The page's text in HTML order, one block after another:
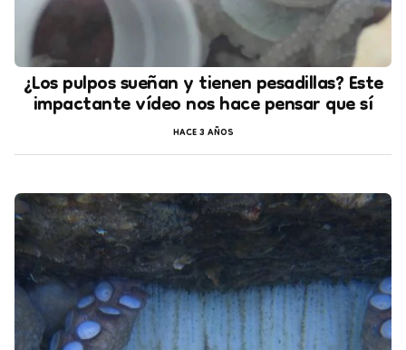
¿Los pulpos sueñan y tienen pesadillas? Este
impactante vídeo nos hace pensar que sí
HACE 3 AÑOS